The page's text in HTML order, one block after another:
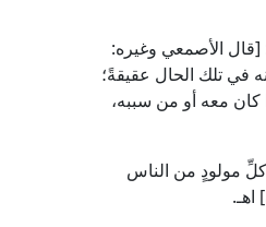
(1/ 47، ط. دار إحياء التراث): [قال الأصمعي وغيره:
في تلك الحال عقيقةً؛
كان معه أو من سببه،
للملايين): [وشَعْرُ كلِّ مولودٍ من الناس